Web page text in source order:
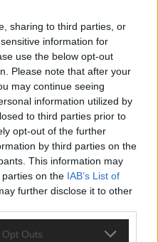
sharing to third parties, or
information for
use the below opt-out
Please note that after your
may continue seeing
information utilized by
to third parties prior to
opt-out of the further
by third parties on the
This information may
on the IAB’s List of
further disclose it to other
Outs
2026: Monaco, Sallys
alle Neuheiten im